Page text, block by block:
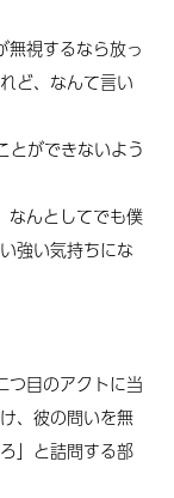
無視するなら放っ
ど、なんて言い
とができないよう
なんとしてでも僕
強い気持ちにな
つ目のアクトに当
、彼の問いを無
」と詰問する部